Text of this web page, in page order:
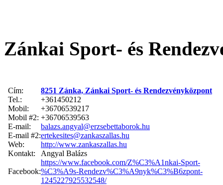
Zánkai Sport- és
Cím:
8251 Zánka, Zánkai Sport- és Rendezvényközpont
Tel.:
+361450212
Mobil:
+36706539217
Mobil #2: +36706539563
E-mail:
balazs.angyal@erzsebettaborok.hu
E-mail #2:ertekesites@zankaszallas.hu
Web:
http://www.zankaszallas.hu
Kontakt:
Angyal Balázs
Facebook:
https://www.facebook.com/Z%C3%A1nkai-Sport-
%C3%A9s-Rendezv%C3%A9nyk%C3%B6zpont-
1245227925532548/